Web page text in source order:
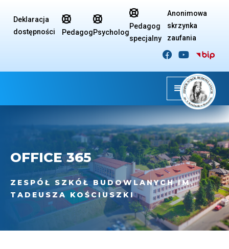
Deklaracja
dostępności

Pedagog

Psycholog

Pedagog
specjalny
Anonimowa
skrzynka
zaufania
 
OFFICE 365
ZESPÓŁ SZKÓŁ BUDOWLANYCH IM.
TADEUSZA KOŚCIUSZKI